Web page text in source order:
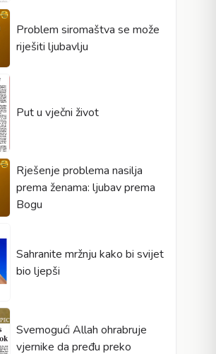
Problem siromaštva se može
riješiti ljubavlju
Put u vječni život
Rješenje problema nasilja
prema ženama: ljubav prema
Bogu
Sahranite mržnju kako bi svijet
bio ljepši
Svemogući Allah ohrabruje
vjernike da pređu preko